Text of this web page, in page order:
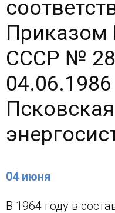
Приказом
СССР №
Псковская
04 июня
В 1964 году в